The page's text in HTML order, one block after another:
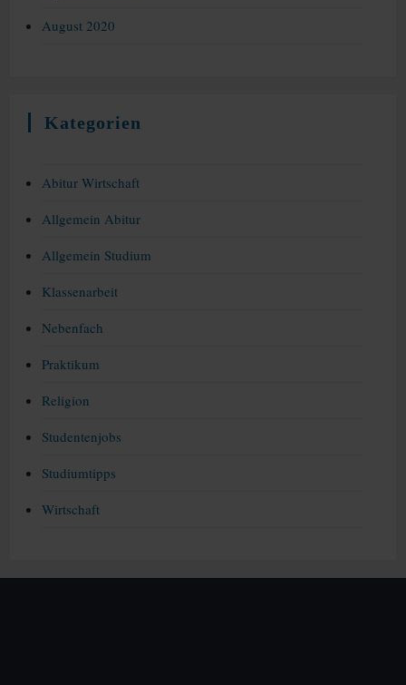
August 2020
Kategorien
Abitur Wirtschaft
Allgemein Abitur
Allgemein Studium
Klassenarbeit
Nebenfach
Praktikum
Religion
Studentenjobs
Studiumtipps
Wirtschaft